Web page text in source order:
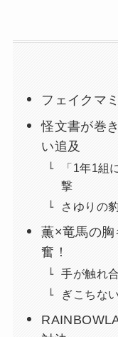
フェイクマ
怪文書が巻
い追及
「1年1組
撃
さゆりの
薫×竜馬の
奮！
手が触れ
ぎこちな